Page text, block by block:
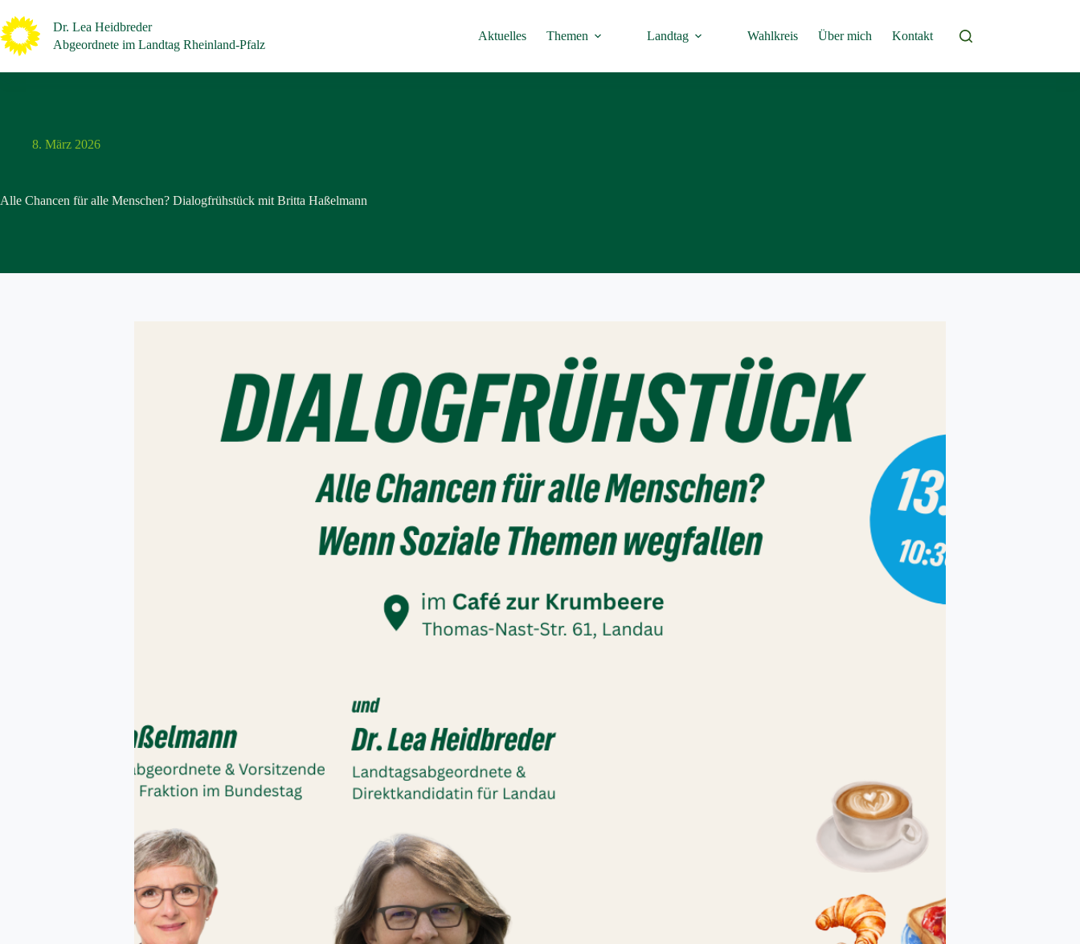
Inhalt
springen
Dr. Lea Heidbreder
Abgeordnete im Landtag Rheinland-Pfalz
Aktuelles Themen Landtag Wahlkreis Über mich Kontakt
8. März 2026
Alle Chancen für alle Menschen? Dialogfrühstück mit Britta Haßelmann